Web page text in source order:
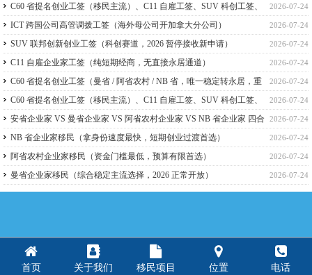
2026-07-24
C60 省提名创业工签（移民主流）、C11 自雇工签、SUV 科创工签、
ICT 跨国高管工签比较
2026-07-24
ICT 跨国公司高管调拨工签（海外母公司开加拿大分公司）
2026-07-24
SUV 联邦创新创业工签（科创赛道，2026 暂停接收新申请）
2026-07-24
C11 自雇企业家工签（纯短期经商，无直接永居通道）
2026-07-24
C60 省提名创业工签（曼省 / 阿省农村 / NB 省，唯一稳定转永居，重
点）
2026-07-24
C60 省提名创业工签（移民主流）、C11 自雇工签、SUV 科创工签、
ICT 跨国高管工签
2026-07-24
安省企业家 VS 曼省企业家 VS 阿省农村企业家 VS NB 省企业家 四合
一详细对比（2026 年 7 月最新官方政策）
2026-07-24
NB 省企业家移民（拿身份速度最快，短期创业过渡首选）
2026-07-24
阿省农村企业家移民（资金门槛最低，预算有限首选）
2026-07-24
曼省企业家移民（综合稳定主流选择，2026 正常开放）
首页 关于我们 移民项目 位置 电话